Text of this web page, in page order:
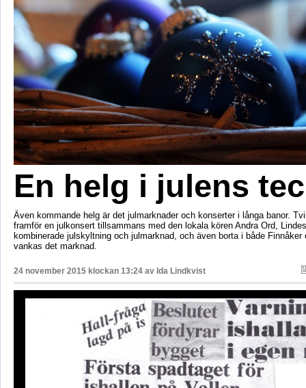
En helg i julens
Även kommande helg är det julmarknader och konserter i långa banor.
framför en julkonsert tillsammans med den lokala kören Andra Ord,
kombinerade julskyltning och julmarknad, och även borta i både Finnåker
vankas det marknad.
24 november 2015 klockan 13:24 av Ida Lindkvist